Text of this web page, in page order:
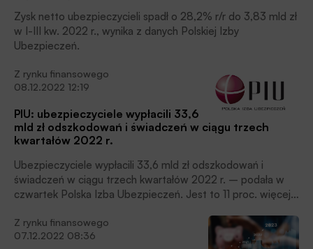
Zysk netto ubezpieczycieli spadł o 28,2% r/r do 3,83 mld zł
w I-III kw. 2022 r., wynika z danych Polskiej Izby
Ubezpieczeń.
Z rynku finansowego
08.12.2022 12:19
PIU: ubezpieczyciele wypłacili 33,6
mld zł odszkodowań i świadczeń w ciągu trzech
kwartałów 2022 r.
Ubezpieczyciele wypłacili 33,6 mld zł odszkodowań i
świadczeń w ciągu trzech kwartałów 2022 r. – podała w
czwartek Polska Izba Ubezpieczeń. Jest to 11 proc. więcej
Z rynku finansowego
07.12.2022 08:36